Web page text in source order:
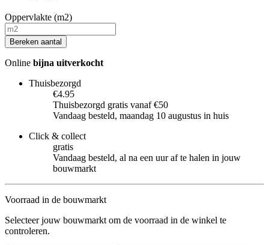
Oppervlakte (m2)
Bereken aantal
Online bijna uitverkocht
Thuisbezorgd
€4.95
Thuisbezorgd gratis vanaf €50
Vandaag besteld, maandag 10 augustus in huis
Click & collect
gratis
Vandaag besteld, al na een uur af te halen in jouw
bouwmarkt
Voorraad in de bouwmarkt
Selecteer jouw bouwmarkt om de voorraad in de winkel te
controleren.